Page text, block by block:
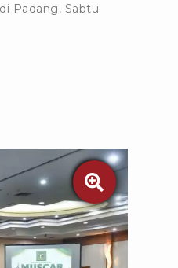
Padang, Sabtu
